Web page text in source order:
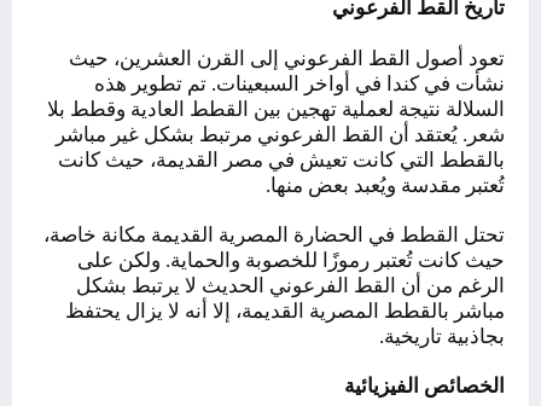
تاريخ القط الفرعوني
تعود أصول القط الفرعوني إلى القرن العشرين، حيث
نشأت في كندا في أواخر السبعينات. تم تطوير هذه
السلالة نتيجة لعملية تهجين بين القطط العادية وقطط بلا
شعر. يُعتقد أن القط الفرعوني مرتبط بشكل غير مباشر
بالقطط التي كانت تعيش في مصر القديمة، حيث كانت
تُعتبر مقدسة ويُعبد بعض منها.
تحتل القطط في الحضارة المصرية القديمة مكانة خاصة،
حيث كانت تُعتبر رموزًا للخصوبة والحماية. ولكن على
الرغم من أن القط الفرعوني الحديث لا يرتبط بشكل
مباشر بالقطط المصرية القديمة، إلا أنه لا يزال يحتفظ
بجاذبية تاريخية.
الخصائص الفيزيائية